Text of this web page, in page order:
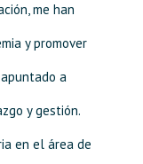
me han
y promover
a
y gestión.
en el área de